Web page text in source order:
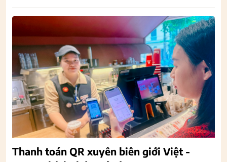
Thanh toán QR xuyên biên giới Việt -